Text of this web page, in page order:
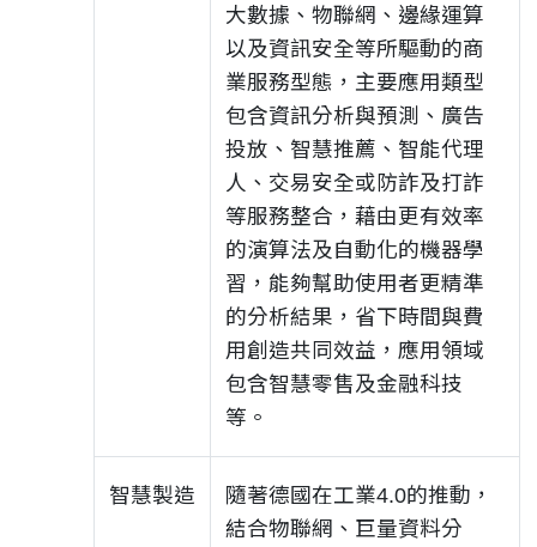
大數據、物聯網、邊緣運算
以及資訊安全等所驅動的商
業服務型態，主要應用類型
包含資訊分析與預測、廣告
投放、智慧推薦、智能代理
人、交易安全或防詐及打詐
等服務整合，藉由更有效率
的演算法及自動化的機器學
習，能夠幫助使用者更精準
的分析結果，省下時間與費
用創造共同效益，應用領域
包含智慧零售及金融科技
等。​
智慧製造
隨著德國在工業4.0的推動，
結合物聯網、巨量資料分